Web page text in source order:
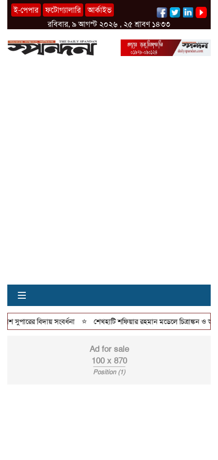
ই-পেপার ফটোগ্যালারি
আর্কাইভ
রবিবার, ৯ আগস্ট ২০২৬ , ২৫ শ্রাবণ ১৪৩৩
≡
বিদায় সংবর্ধনা ⭐ শেখহাটি শফিয়ার রহমান মডেলে চিত্রাঙ্কন ও আবৃত্তি
Ad for sale
100 x 870
Position (1)